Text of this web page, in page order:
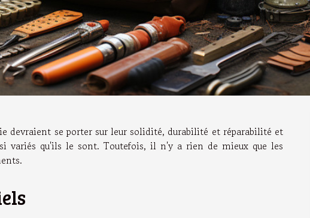
devraient se porter sur leur solidité, durabilité et réparabilité et
variés qu'ils le sont. Toutefois, il n'y a rien de mieux que les